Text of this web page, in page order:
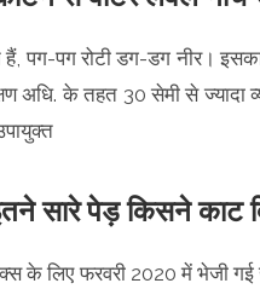
हैं, पग-पग रोटी डग-डग नीर।
अधि. के तहत 30 सेमी से
सारे पेड़ किसने काट
के लिए फरवरी 2020 में भेजी गई